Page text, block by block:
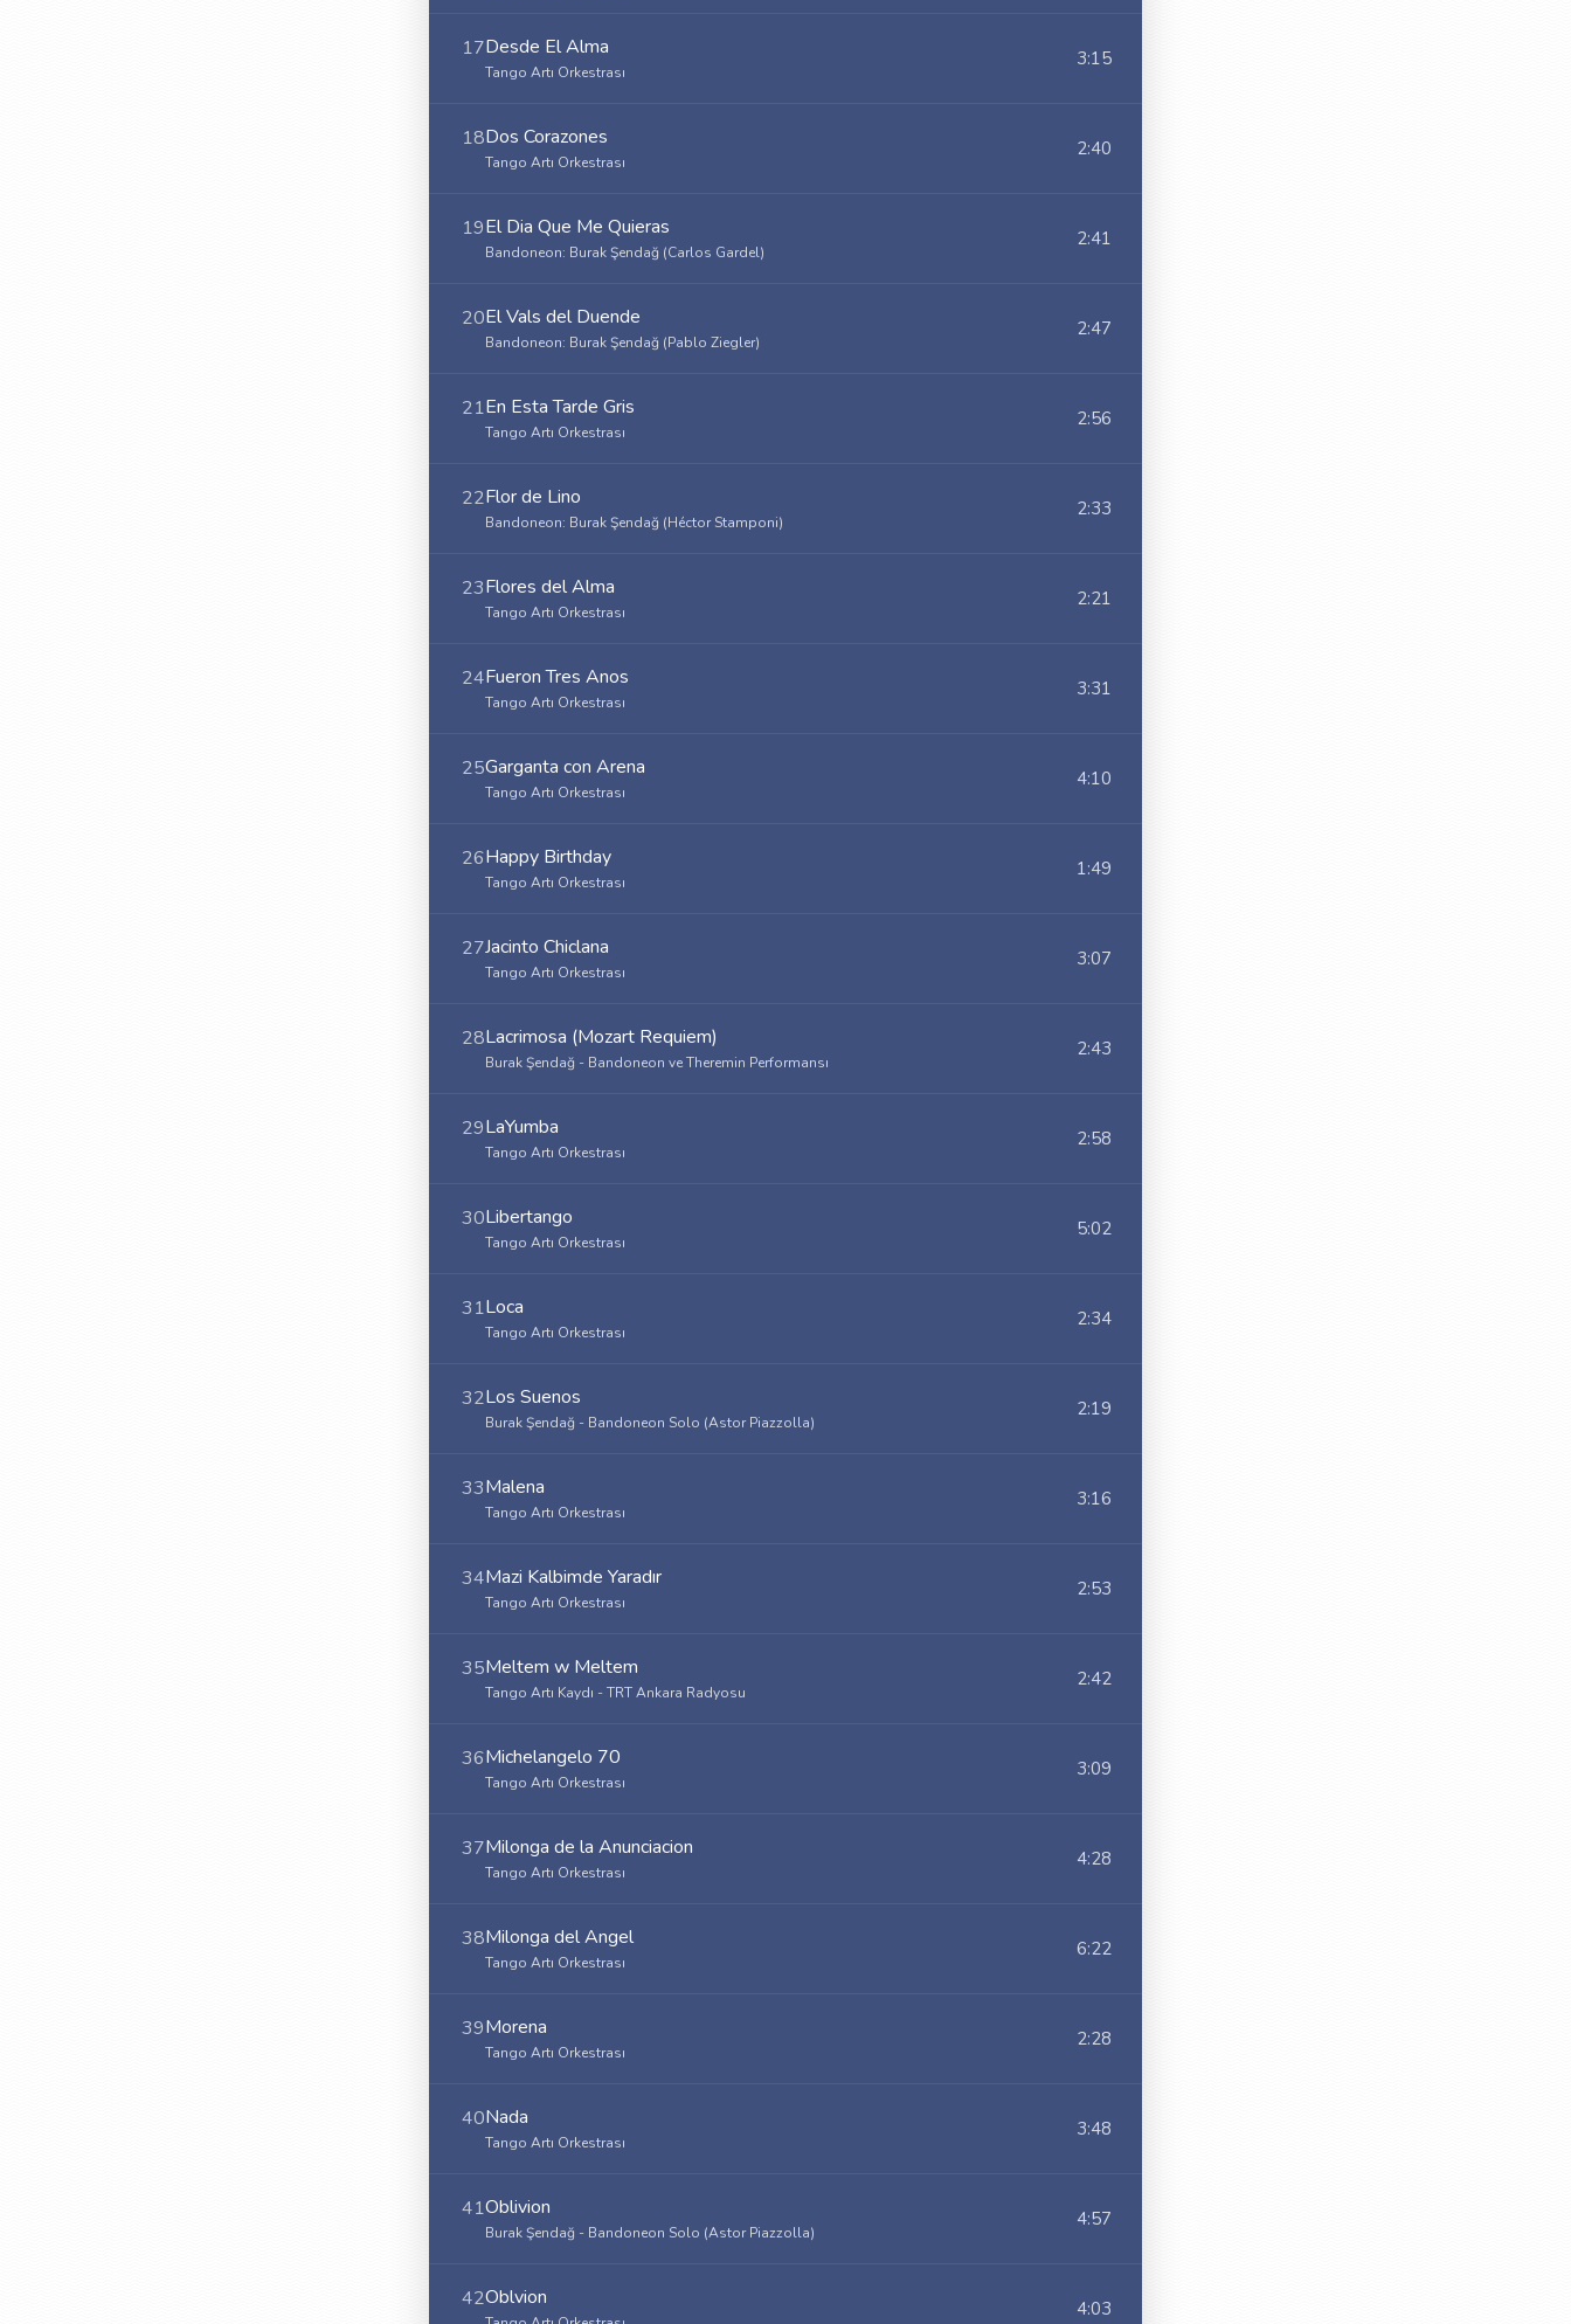
17Desde El Alma
Tango Artı Orkestrası
3:15
18Dos Corazones
Tango Artı Orkestrası
2:40
19El Dia Que Me Quieras
Bandoneon: Burak Şendağ (Carlos Gardel)
2:41
20El Vals del Duende
Bandoneon: Burak Şendağ (Pablo Ziegler)
2:47
21En Esta Tarde Gris
Tango Artı Orkestrası
2:56
22Flor de Lino
Bandoneon: Burak Şendağ (Héctor Stamponi)
2:33
23Flores del Alma
Tango Artı Orkestrası
2:21
24Fueron Tres Anos
Tango Artı Orkestrası
3:31
25Garganta con Arena
Tango Artı Orkestrası
4:10
26Happy Birthday
Tango Artı Orkestrası
1:49
27Jacinto Chiclana
Tango Artı Orkestrası
3:07
28Lacrimosa (Mozart Requiem)
Burak Şendağ - Bandoneon ve Theremin Performansı
2:43
29LaYumba
Tango Artı Orkestrası
2:58
30Libertango
Tango Artı Orkestrası
5:02
31Loca
Tango Artı Orkestrası
2:34
32Los Suenos
Burak Şendağ - Bandoneon Solo (Astor Piazzolla)
2:19
33Malena
Tango Artı Orkestrası
3:16
34Mazi Kalbimde Yaradır
Tango Artı Orkestrası
2:53
35Meltem w Meltem
Tango Artı Kaydı - TRT Ankara Radyosu
2:42
36Michelangelo 70
Tango Artı Orkestrası
3:09
37Milonga de la Anunciacion
Tango Artı Orkestrası
4:28
38Milonga del Angel
Tango Artı Orkestrası
6:22
39Morena
Tango Artı Orkestrası
2:28
40Nada
Tango Artı Orkestrası
3:48
41Oblivion
Burak Şendağ - Bandoneon Solo (Astor Piazzolla)
4:57
42Oblvion 4:03